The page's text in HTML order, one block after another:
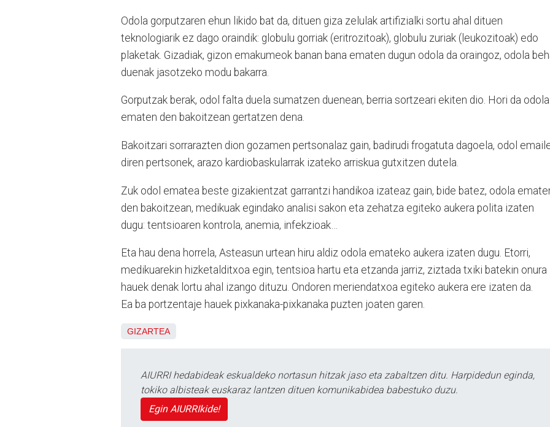
Odola gorputzaren ehun likido bat da, dituen giza zelulak artifizialki sortu ahal dituen
teknologiarik ez dago oraindik: globulu gorriak (eritrozitoak), globulu zuriak (leukozitoak) edo
plaketak. Gizadiak, gizon emakumeok banan bana ematen dugun odola da oraingoz, odola
duenak jasotzeko modu bakarra.
Gorputzak berak, odol falta duela sumatzen duenean, berria sortzeari ekiten dio. Hori da odola
ematen den bakoitzean gertatzen dena.
Bakoitzari sorrarazten dion gozamen pertsonalaz gain, badirudi frogatuta dagoela, odol
diren pertsonek, arazo kardiobaskularrak izateko arriskua gutxitzen dutela.
Zuk odol ematea beste gizakientzat garrantzi handikoa izateaz gain, bide batez, odola
den bakoitzean, medikuak egindako analisi sakon eta zehatza egiteko aukera polita izaten
dugu: tentsioaren kontrola, anemia, infekzioak…
Eta hau dena horrela, Asteasun urtean hiru aldiz odola emateko aukera izaten dugu. Etorri,
medikuarekin hizketalditxoa egin, tentsioa hartu eta etzanda jarriz, ziztada txiki batekin onura
hauek denak lortu ahal izango dituzu. Ondoren meriendatxoa egiteko aukera ere izaten da.
Ea ba portzentaje hauek pixkanaka-pixkanaka puzten joaten garen.
GIZARTEA
AIURRI hedabideak eskualdeko nortasun hitzak jaso eta zabaltzen ditu. Harpidedun eginda,
tokiko albisteak euskaraz lantzen dituen komunikabidea babestuko duzu.
Egin AIURRIkide!